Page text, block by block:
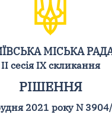
МІСЬКА
II сесія IX скликання
РІШЕННЯ
2021 року N